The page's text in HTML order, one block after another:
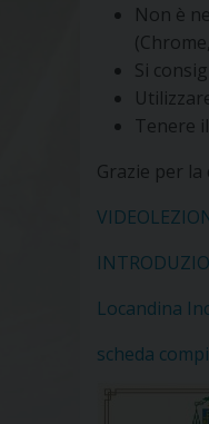
Non è
Si
Tenere
Grazie per
Locandina
scheda